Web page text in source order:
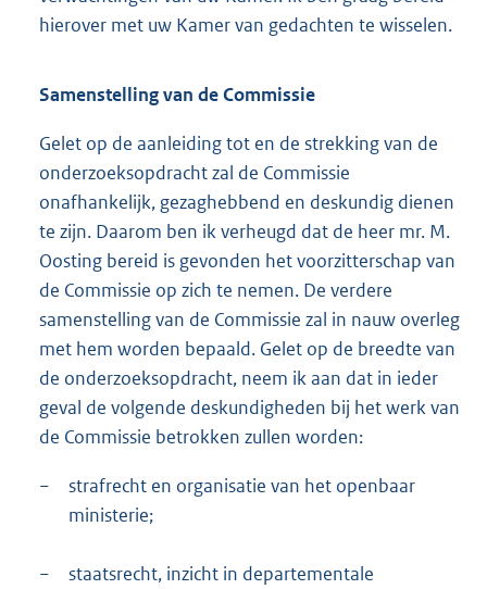
hierover met uw Kamer van gedachten te wisselen.
Samenstelling van de Commissie
Gelet op de aanleiding tot en de strekking van de
onderzoeksopdracht zal de Commissie
onafhankelijk, gezaghebbend en deskundig dienen
te zijn. Daarom ben ik verheugd dat de heer mr. M.
Oosting bereid is gevonden het voorzitterschap van
de Commissie op zich te nemen. De verdere
samenstelling van de Commissie zal in nauw overleg
met hem worden bepaald. Gelet op de breedte van
de onderzoeksopdracht, neem ik aan dat in ieder
geval de volgende deskundigheden bij het werk van
de Commissie betrokken zullen worden:
−
strafrecht en organisatie van het openbaar
ministerie;
−
staatsrecht, inzicht in departementale